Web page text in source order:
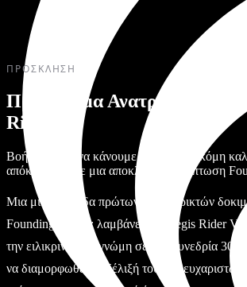
ΠΡΌΣΚΛΗΣΗ
Πρόγραμμα
Riders
Βοήθησέ μας να κάνουμε το κράνος ακόμη
απόκτησέ το με μια αποκλειστική έκπτωση
Μια μικρή ομάδα πρώτων υποστηρικτών
Founding Riders: λαμβάνεις το Aegis Rider
την ειλικρινή σου γνώμη σε μια συνεδρία 30
να διαμορφωθεί η εξέλιξή του. Ως ευχαριστώ